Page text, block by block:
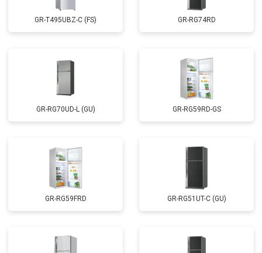
GR-T495UBZ-C (FS) GR-RG74RD
GR-RG70UD-L (GU) GR-RG59RD-GS
GR-RG59FRD GR-RG51UT-C (GU)